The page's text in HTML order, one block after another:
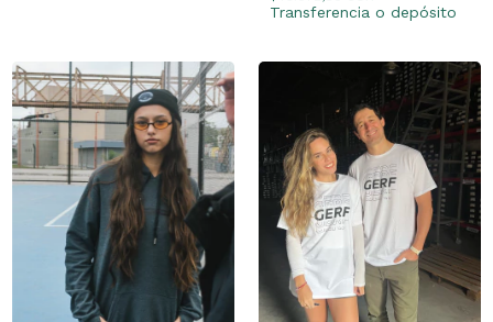
Transferencia o depósito